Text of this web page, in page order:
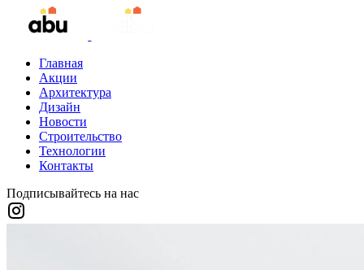
Главная
Акции
Архитектура
Дизайн
Новости
Строительство
Технологии
Контакты
Подписывайтесь на нас